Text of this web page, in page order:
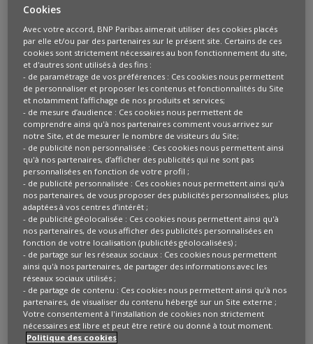
L’AFM-Téléthon, une association
de malades et de parents
déterminés dont BNP Paribas est
partenaire de longue date
Créée par des parents d’enfants atteints de maladies
neuromusculaires, l’AFM-Téléthon s’est donné pour mission
de vaincre les maladies rares et génétiques. Son action
repose sur trois piliers :
Guérir, en finançant la recherche biomédicale innovante ;
Cookies
Avec votre accord, BNP Paribas aimerait utiliser des cookies placés
par elle et/ou par des partenaires sur le présent site. Certains de ces
cookies sont strictement nécessaires au bon fonctionnement du site,
et d'autres sont utilisés à des fins :
- de paramétrage de vos préférences : Ces cookies nous permettent
de personnaliser et proposer les contenus et fonctionnalités du Site
et notamment l’affichage de nos produits et services;
- de mesure d’audience : Ces cookies nous permettent de
comprendre ainsi qu'à nos partenaires comment vous arrivez sur
notre Site, et de mesurer le nombre de visiteurs du Site;
- de publicité non personnalisée : Ces cookies nous permettent ainsi
qu'à nos partenaires, d’afficher des publicités qui ne sont pas
personnalisées en fonction de votre profil ;
- de publicité personnalisée : Ces cookies nous permettent ainsi qu'à
nos partenaires, de vous proposer des publicités personnalisées, plus
adaptées à vos centres d’intérêt ;
- de publicité géolocalisée : Ces cookies nous permettent ainsi qu'à
nos partenaires, de vous afficher des publicités personnalisées en
fonction de votre localisation (publicités géolocalisées) ;
- de partage sur les réseaux sociaux : Ces cookies nous permettent
ainsi qu'à nos partenaires, de partager des informations avec les
réseaux sociaux utilisés ;
- de partage de contenu : Ces cookies nous permettent ainsi qu'à nos
partenaires, de visualiser du contenu hébergé sur un Site externe ;
Votre consentement à l'installation de cookies non strictement
nécessaires est libre et peut être retiré ou donné à tout moment.
Politique des cookies